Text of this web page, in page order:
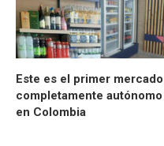
Este es el primer mercado
completamente autónomo
en Colombia